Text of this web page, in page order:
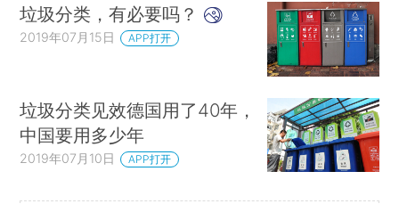
垃圾分类，有必要吗？
2019年07月15日 APP打开
垃圾分类见效德国用了40年，
中国要用多少年
2019年07月10日 APP打开